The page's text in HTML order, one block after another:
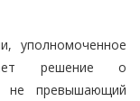
уполномоченное
решение о
не превышающий